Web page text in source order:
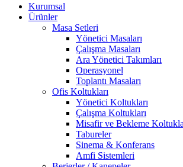
Kurumsal
Ürünler
Masa Setleri
Yönetici Masaları
Çalışma Masaları
Ara Yönetici Takımları
Operasyonel
Toplantı Masaları
Ofis Koltukları
Yönetici Koltukları
Çalışma Koltukları
Misafir ve Bekleme
Tabureler
Sinema & Konferans
Amfi Sistemleri